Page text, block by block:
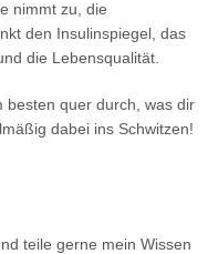
nimmt zu, die
den Insulinspiegel, das
die Lebensqualität.
besten quer durch, was dir
dabei ins Schwitzen!
teile gerne mein Wissen